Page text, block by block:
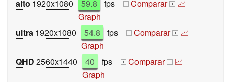
alto 1920x1080 59.8 fps + Comparar + 📈
Graph
ultra 1920x1080 54.8 fps + Comparar + 📈
Graph
QHD 2560x1440 40 fps + Comparar + 📈
Graph